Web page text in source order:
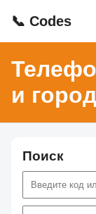
📞 Codes
и
Поиск